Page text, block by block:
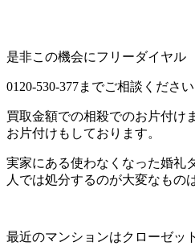
是非この機会にフリーダイヤル
0120-530-377までご相談くださ
買取金額での相殺でのお片付け
お片付けもしております。
実家にある使わなくなった婚礼
人では処分するのが大変なもの
最近のマンションはクローゼッ